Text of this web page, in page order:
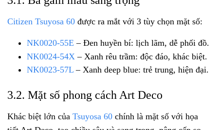
Citizen Tsuyosa 60 được ra mắt với 3 tùy chọn mặt số:
NK0020-55E – Đen huyền bí: lịch lãm, dễ phối đồ.
NK0024-54X – Xanh rêu trầm: độc đáo, khác biệt.
NK0023-57L– Xanh deep blue: trẻ trung, hiện đại.
3.2. Mặt số phong cách Art Deco
Khác biệt lớn của Tsuyosa 60 chính là mặt số với họa